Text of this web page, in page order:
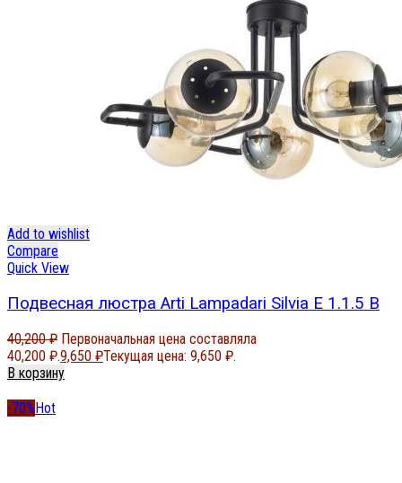
Add to wishlist
Compare
Quick View
Подвесная люстра Arti Lampadari Silvia E 1.1.5 B
40,200₽ Первоначальная цена составляла
40,200 ₽.9,650 ₽Текущая цена: 9,650 ₽.
В корзину
-70%Hot